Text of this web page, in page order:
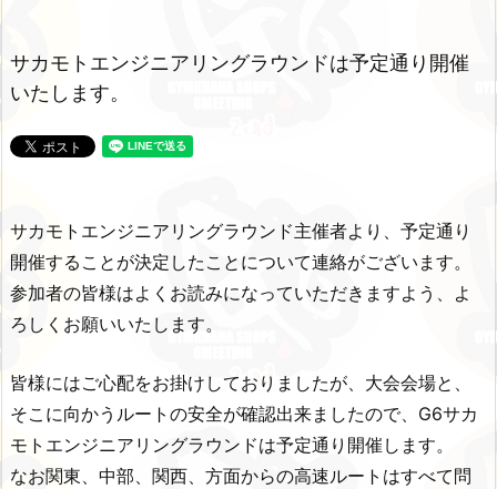
サカモトエンジニアリングラウンドは予定通り開催
いたします。
サカモトエンジニアリングラウンド主催者より、予定通り
開催することが決定したことについて連絡がございます。
参加者の皆様はよくお読みになっていただきますよう、よ
ろしくお願いいたします。
皆様にはご心配をお掛けしておりましたが、大会会場と、
そこに向かうルートの安全が確認出来ましたので、G6サカ
モトエンジニアリングラウンドは予定通り開催します。
なお関東、中部、関西、方面からの高速ルートはすべて問